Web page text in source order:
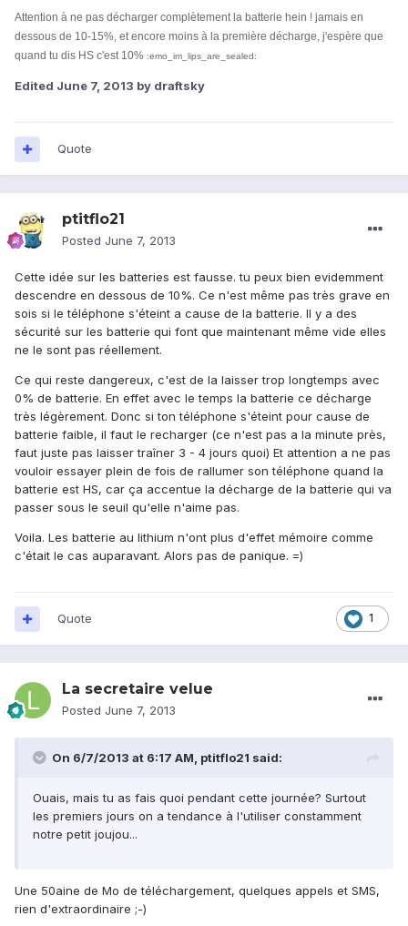
Attention à ne pas décharger complètement la batterie hein ! jamais en
dessous de 10-15%, et encore moins à la première décharge, j'espère que
quand tu dis HS c'est 10% :emo_im_lips_are_sealed:
Edited June 7, 2013 by draftsky
Quote
ptitflo21
Posted June 7, 2013
Cette idée sur les batteries est fausse. tu peux bien evidemment
descendre en dessous de 10%. Ce n'est même pas très grave en
sois si le téléphone s'éteint a cause de la batterie. Il y a des
sécurité sur les batterie qui font que maintenant même vide elles
ne le sont pas réellement.
Ce qui reste dangereux, c'est de la laisser trop longtemps avec
0% de batterie. En effet avec le temps la batterie ce décharge
très légèrement. Donc si ton téléphone s'éteint pour cause de
batterie faible, il faut le recharger (ce n'est pas a la minute près,
faut juste pas laisser traîner 3 - 4 jours quoi) Et attention a ne pas
vouloir essayer plein de fois de rallumer son téléphone quand la
batterie est HS, car ça accentue la décharge de la batterie qui va
passer sous le seuil qu'elle n'aime pas.
Voila. Les batterie au lithium n'ont plus d'effet mémoire comme
c'était le cas auparavant. Alors pas de panique. =)
1
Quote
La secretaire velue
Posted June 7, 2013
On 6/7/2013 at 6:17 AM, ptitflo21 said:
Ouais, mais tu as fais quoi pendant cette journée? Surtout
les premiers jours on a tendance à l'utiliser constamment
notre petit joujou...
Une 50aine de Mo de téléchargement, quelques appels et SMS,
rien d'extraordinaire ;-)